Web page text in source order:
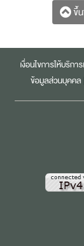
ขึ้น
เงื่อนไขการให้บริกา
ข้อมูลส่วนบุคคล